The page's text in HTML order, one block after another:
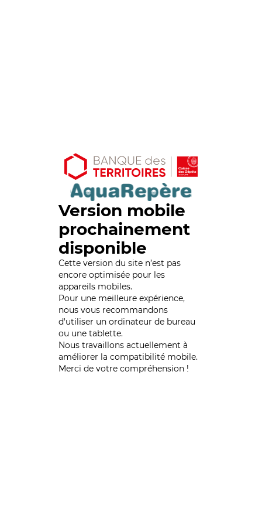
Version mobile
prochainement
disponible
Cette version du site n’est pas
encore optimisée pour les
appareils mobiles.
Pour une meilleure expérience,
nous vous recommandons
d'utiliser un ordinateur de bureau
ou une tablette.
Nous travaillons actuellement à
améliorer la compatibilité mobile.
Merci de votre compréhension !